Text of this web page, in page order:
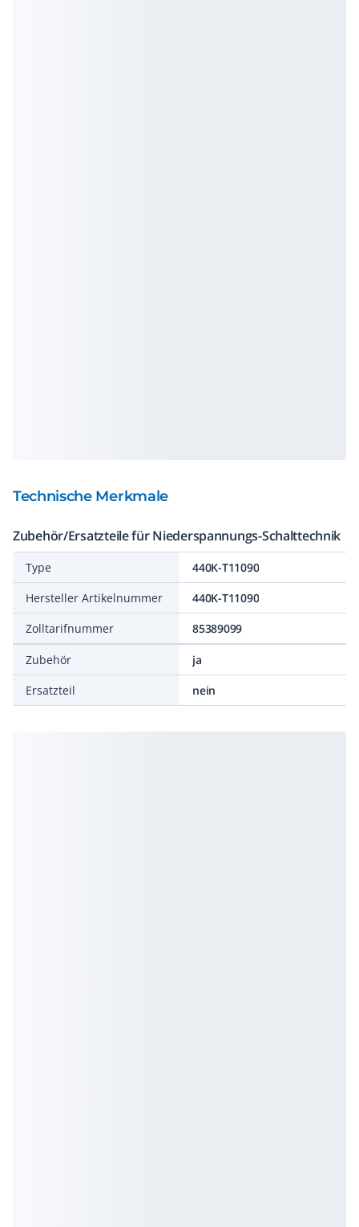
Technische Merkmale
Zubehör/Ersatzteile für Niederspannungs-Schalttechnik
Type
440K-T11090
Hersteller Artikelnummer
440K-T11090
Zolltarifnummer
85389099
Zubehör
ja
Ersatzteil
nein